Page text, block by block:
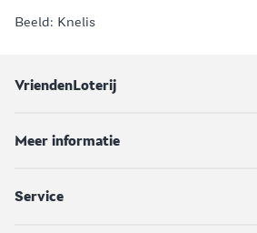
Beeld: Knelis
VriendenLoterij
Meer informatie
Service